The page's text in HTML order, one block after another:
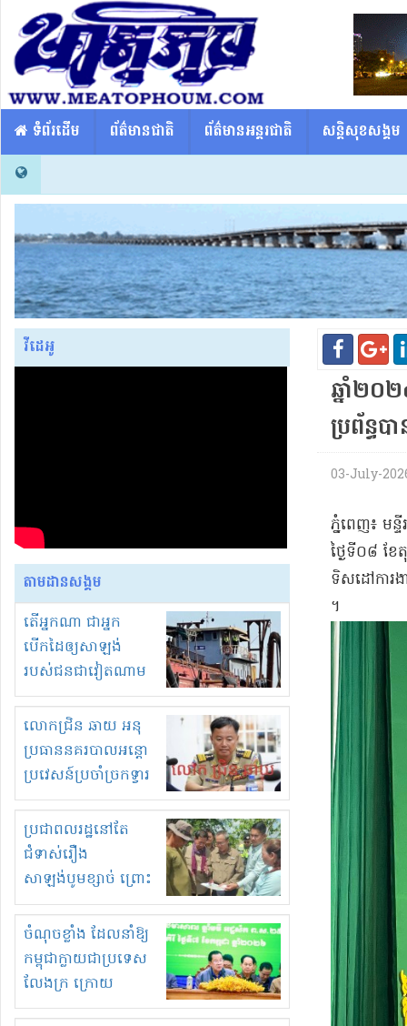
​​ ទំព័រដើម ព័ត៌មានជាតិ ព័ត៌មានអន្តរជាតិ សន្តិសុខសង្គម
វីដេអូ
តាមដានសង្គម
តើអ្នកណា ជាអ្នក
បើកដៃឲ្យសាឡង់
របស់ជនជាវៀតណាម
ចូល មកខុស
ច្បាប់លួចបូមខ្សាច់នៅ
ក្នុងប្រទេសកម្ពុជា
លោកជ្រិន ឆាយ អនុ
ប្រធាននគរបាលអន្តោ
ប្រវេសន៍ប្រចាំច្រកទ្វារ
ព្រំដែនភ្នំឌិន និងឈ្មួញ
មួយចំនួនទៀត
កំពង់តែគុបគិតគ្នា
ធ្វើសកម្មភាពរកស៊ីនិង
ស្តុកទំនិញគេចពន្ធ?
ប្រជាពលរដ្ឋនៅតែ
ជំទាស់រឿង
សាឡង់បូមខ្សាច់ ព្រោះ
ខ្លាចបាក់ច្រាំងទៀត!
ចំណុចខ្លាំង ដែលនាំឱ្យ
កម្ពុជាក្លាយជាប្រទេស
លែងក្រ ក្រោយ
ឆ្នាំ២០៣០
ឆ្នាំ​២០
ប្រព័ន្ធ​
03-July-
ភ្នំពេញ​៖ ម
ថ្ងៃទី​០៨ ខ
ទិសដៅ​ការ
។